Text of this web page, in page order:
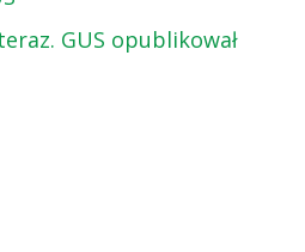
GUS opublikował